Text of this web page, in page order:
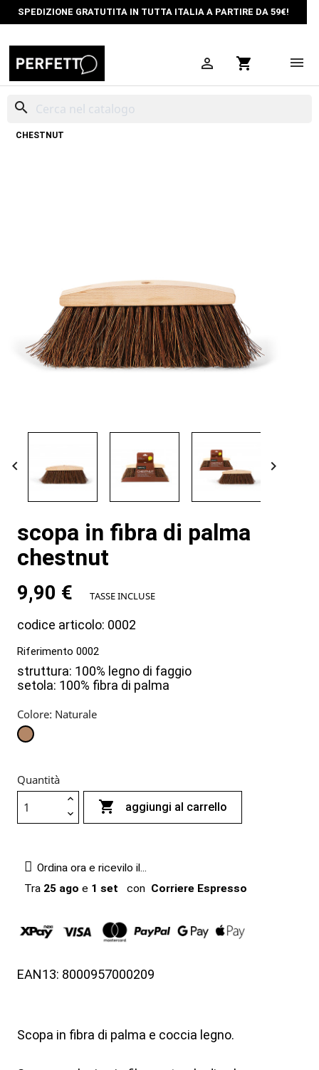
SPEDIZIONE GRATUTITA IN TUTTA ITALIA A PARTIRE DA 59€!
 shopping_cart
search
CHESTNUT
 
scopa in fibra di palma
chestnut
9,90 € TASSE INCLUSE
codice articolo: 0002
Riferimento 0002
struttura: 100% legno di faggio
setola: 100% fibra di palma
Colore: Naturale
Naturale
Quantità
 aggiungi al carrello
Ordina ora e ricevilo il...
Tra 25 ago e 1 set con Corriere Espresso
EAN13: 8000957000209
Scopa in fibra di palma e coccia legno.